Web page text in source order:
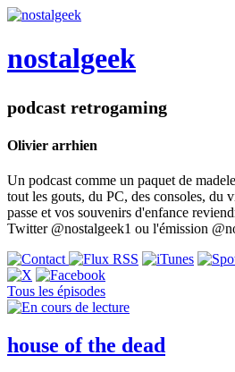
nostalgeek
podcast retrogaming
Olivier arrhien
Un podcast comme un paquet de
tout les gouts, du PC, des consoles, du
passe et vos souvenirs d'enfance
Twitter @nostalgeek1 ou l'émission
Tous les épisodes
house of the dead